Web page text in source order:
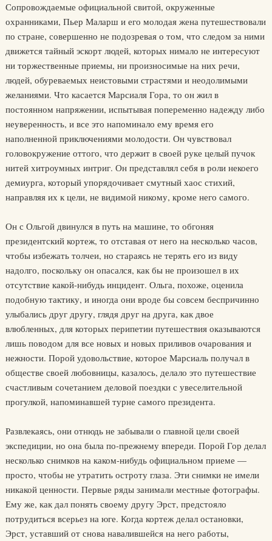
Сопровождаемые официальной свитой, окруженные
охранниками, Пьер Маларш и его молодая жена путешествовали
по стране, совершенно не подозревая о том, что следом за ними
движется тайный эскорт людей, которых нимало не интересуют
ни торжественные приемы, ни произносимые на них речи,
людей, обуреваемых неистовыми страстями и неодолимыми
желаниями. Что касается Марсиаля Гора, то он жил в
постоянном напряжении, испытывая попеременно надежду либо
неуверенность, и все это напоминало ему время его
наполненной приключениями молодости. Он чувствовал
головокружение оттого, что держит в своей руке целый пучок
нитей хитроумных интриг. Он представлял себя в роли некоего
демиурга, который упорядочивает смутный хаос стихий,
направляя их к цели, не видимой никому, кроме него самого.
Он с Ольгой двинулся в путь на машине, то обгоняя
президентский кортеж, то отставая от него на несколько часов,
чтобы избежать толчеи, но стараясь не терять его из виду
надолго, поскольку он опасался, как бы не произошел в их
отсутствие какой-нибудь инцидент. Ольга, похоже, оценила
подобную тактику, и иногда они вроде бы совсем беспричинно
улыбались друг другу, глядя друг на друга, как двое
влюбленных, для которых перипетии путешествия оказываются
лишь поводом для все новых и новых приливов очарования и
нежности. Порой удовольствие, которое Марсиаль получал в
обществе своей любовницы, казалось, делало это путешествие
счастливым сочетанием деловой поездки с увеселительной
прогулкой, напоминавшей турне самого президента.
Развлекаясь, они отнюдь не забывали о главной цели своей
экспедиции, но она была по-прежнему впереди. Порой Гор делал
несколько снимков на каком-нибудь официальном приеме —
просто, чтобы не утратить остроту глаза. Эти снимки не имели
никакой ценности. Первые ряды занимали местные фотографы.
Ему же, как дал понять своему другу Эрст, предстояло
потрудиться всерьез на юге. Когда кортеж делал остановки,
Эрст, уставший от снова навалившейся на него работы,